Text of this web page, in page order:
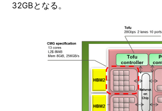
32GBとなる。